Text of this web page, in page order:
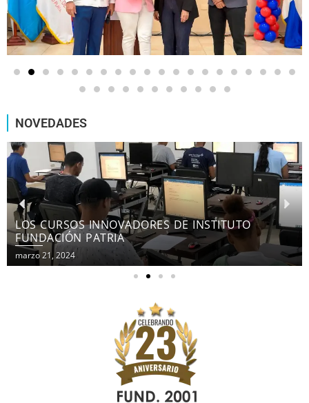
NOVEDADES
LOS CURSOS INNOVADORES DE INSTITUTO
FUNDACIÓN PATRIA
marzo 21, 2024